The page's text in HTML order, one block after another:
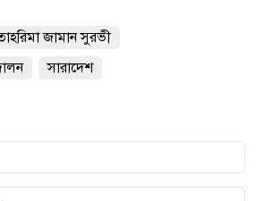
জামান সুরভী
সারাদেশ